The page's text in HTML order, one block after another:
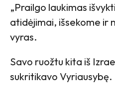
„Prailgo laukimas
atidėjimai, išsekome ir
vyras.
Savo ruožtu kita iš
sukritikavo Vyriausybę.